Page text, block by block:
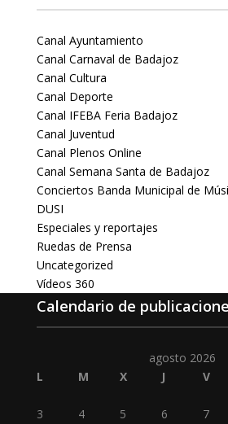
Canal Ayuntamiento
Canal Carnaval de Badajoz
Canal Cultura
Canal Deporte
Canal IFEBA Feria Badajoz
Canal Juventud
Canal Plenos Online
Canal Semana Santa de Badajoz
Conciertos Banda Municipal de
DUSI
Especiales y reportajes
Ruedas de Prensa
Uncategorized
Vídeos 360
Calendario de
agosto 2026
L
M X J V
3
4 5 6 7